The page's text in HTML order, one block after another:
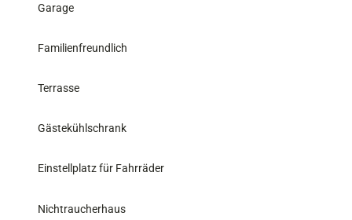
Garage
Familienfreundlich
Terrasse
Gästekühlschrank
Einstellplatz für Fahrräder
Nichtraucherhaus